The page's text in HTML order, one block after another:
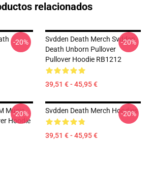
relacionados
-20%
Svdden Death Merch Svdden
Death Unborn Pullover
Pullover Hoodie RB1212
39,51 € - 45,95 €
-20%
Music
Hoodie
-20% Svdden Death Merch Hoodies
39,51 € - 45,95 €
-20%